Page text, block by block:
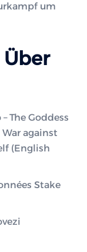
um
The Goddess
against
(English
Stake